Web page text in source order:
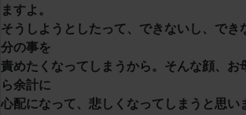
ますよ。
そうしようとしたって、できないし、でき
分の事を
責めたくなってしまうから。そんな顔、お
ら余計に
心配になって、悲しくなってしまうと思い